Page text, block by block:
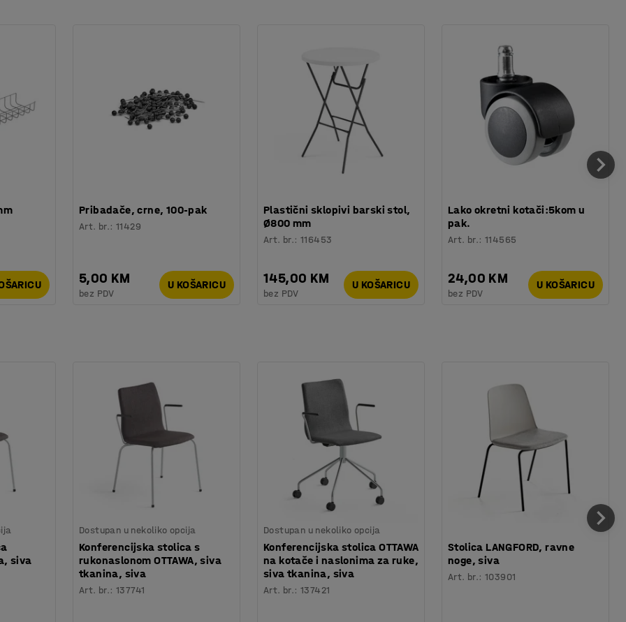
Pribadače, crne, 100-pak
Art. br.:11429
5,00 KM
bez PDV
U KOŠARICU
Plastični sklopivi barski stol,
Ø800 mm
Art. br.:116453
145,00 KM
bez PDV
U KOŠARICU
Lako okretni kotači:5kom u
pak.
Art. br.:114565
24,00 KM
bez PDV
U KOŠARICU
siva
Dostupan u nekoliko opcija
Konferencijska stolica s
rukonaslonom OTTAWA, siva
tkanina, siva
Art. br.:137741
Dostupan u nekoliko opcija
Konferencijska stolica OTTAWA
na kotače i naslonima za ruke,
siva tkanina, siva
Art. br.:137421
Stolica LANGFORD, ravne
noge, siva
Art. br.:103901